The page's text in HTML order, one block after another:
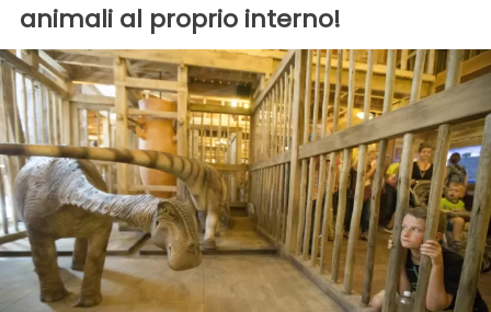
animali al proprio interno!